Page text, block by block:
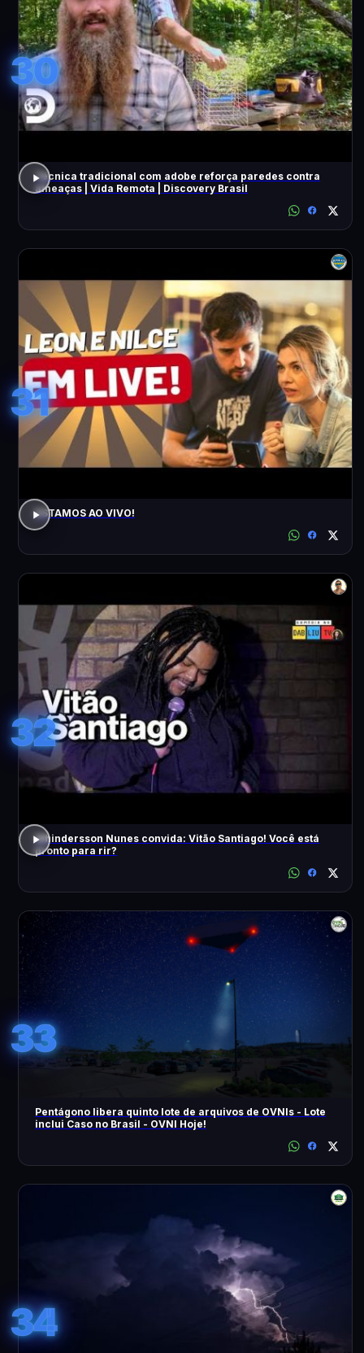
30
Técnica tradicional com adobe reforça paredes contra
ameaças | Vida Remota | Discovery Brasil
31
ESTAMOS AO VIVO!
32
Whindersson Nunes convida: Vitão Santiago! Você está
pronto para rir?
33
Pentágono libera quinto lote de arquivos de OVNIs - Lote
inclui Caso no Brasil - OVNI Hoje!
34